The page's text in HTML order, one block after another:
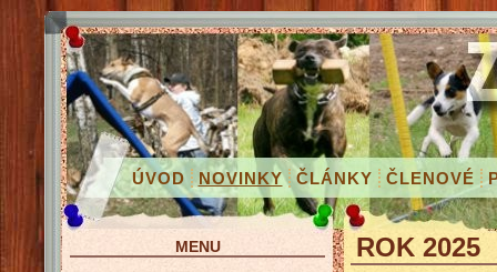
ÚVOD NOVINKY ČLÁNKY ČLENOVÉ
ROK 2025
MENU